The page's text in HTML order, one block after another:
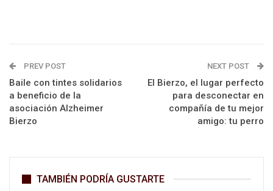
PREV POST
Baile con tintes solidarios
a beneficio de la
asociación Alzheimer
Bierzo
NEXT POST
El Bierzo, el lugar perfecto
para desconectar en
compañía de tu mejor
amigo: tu perro
TAMBIÉN PODRÍA GUSTARTE